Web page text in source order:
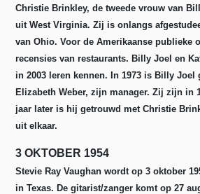
Christie Brinkley, de tweede vrouw van
uit West Virginia. Zij is onlangs
van Ohio. Voor de Amerikaanse publieke
recensies van restaurants. Billy Joel en
in 2003 leren kennen. In 1973 is Billy Joel
Elizabeth Weber, zijn manager. Zij zijn in
jaar later is hij getrouwd met Christie
uit elkaar.
3 OKTOBER 1954
Stevie Ray Vaughan wordt op 3 oktober
in Texas. De gitarist/zanger komt op 27